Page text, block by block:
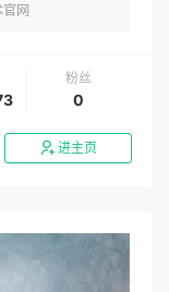
网
粉丝
0
进主页